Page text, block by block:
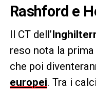
Rashford e
Il CT dell’
reso nota la
che poi
europei. Tra i